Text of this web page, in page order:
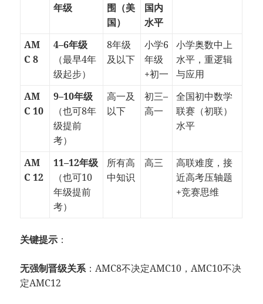
年级
围（美
国）
国内
水平
AM
C 8
4–6年级
（最早4年
级起步）
8年级
及以下
小学6
年级
+初一
小学奥数中上
水平，重逻辑
与应用
AM
C 10
9–10年级
（也可8年
级提前
考）
高一及
以下
初三–
高一
全国初中数学
联赛（初联）
水平
AM
C 12
11–12年级
（也可10
年级提前
考）
所有高
中知识
高三
高联难度，接
近高考压轴题
+竞赛思维
关键提示 ：
无强制晋级关系：AMC8不决定AMC10，AMC10不决
定AMC12